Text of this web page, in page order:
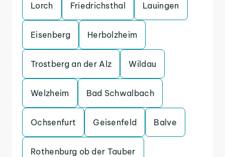
Lorch Friedrichsthal Lauingen
Eisenberg Herbolzheim
Trostberg an der Alz Wildau
Welzheim Bad Schwalbach
Ochsenfurt Geisenfeld Balve
Rothenburg ob der Tauber